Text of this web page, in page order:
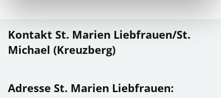
Kontakt St. Marien Liebfrauen/St.
Michael (Kreuzberg)
Adresse St. Marien Liebfrauen: